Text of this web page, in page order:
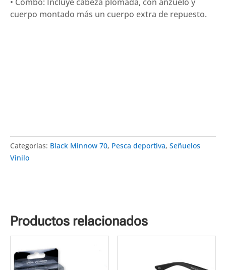
cuerpo montado más un cuerpo extra de repuesto.
Categorías: Black Minnow 70, Pesca deportiva, Señuelos
Vinilo
Productos relacionados